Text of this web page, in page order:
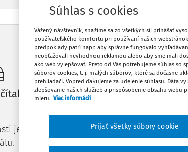
Máte predplatné? Prihláste sa
len začiatok...
je dostupný predplatiteľom
Súhlas s cookies
Vážený návštevník, snažíme sa zo všetkých síl prinášať
používateľského komfortu pri používaní našich
predpoklady patrí napr. aby správne fungovalo
neobťažovali nevhodnou reklamou alebo aby sme mali
ako web vylepšovať. Preto od Vás potrebujeme súhlas so
súborov cookies, t. j. malých súborov, ktoré sa dočasne
prehliadači. Vopred ďakujeme za udelenie súhlasu. Dáta
zlepšovanie našich služieb a prispôsobenie obsahu webu
mieru. Viac informácií
Prijať všetky súbory cookie